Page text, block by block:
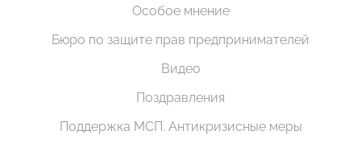
Особое мнение
Бюро по защите прав предпринимателей
Видео
Поздравления
Поддержка МСП. Антикризисные меры